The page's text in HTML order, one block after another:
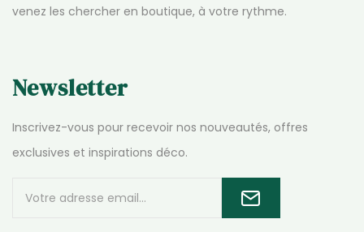
venez les chercher en boutique, à votre rythme.
Newsletter
Inscrivez-vous pour recevoir nos nouveautés, offres
exclusives et inspirations déco.